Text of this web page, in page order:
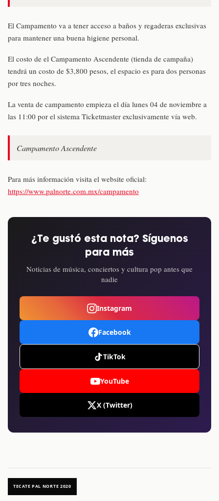
El Campamento va a tener acceso a baños y regaderas exclusivas
para mantener una buena higiene personal.
El costo de el Campamento Ascendente (tienda de campaña)
tendrá un costo de $3,800 pesos, el espacio es para dos personas
por tres noches.
La venta de campamento empieza el día lunes 04 de noviembre a
las 11:00 por el sistema Ticketmaster exclusivamente vía web.
Campamento Ascendente
Para más información visita el website oficial:
https://www.palnorte.com.mx/campamento
¿Te gustó esta nota? Síguenos
para más
Noticias de música, conciertos y cultura pop antes que
nadie
Instagram
Facebook
TikTok
YouTube
X (Twitter)
TECATE PAL NORTE 2020